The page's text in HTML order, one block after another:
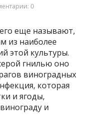
0
еще называют,
из наиболее
этой культуры.
гнилью оно
виноградных
которая
и ягоды,
и